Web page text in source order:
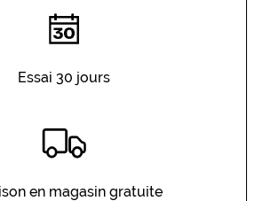
Essai 30 jours
en magasin gratuite